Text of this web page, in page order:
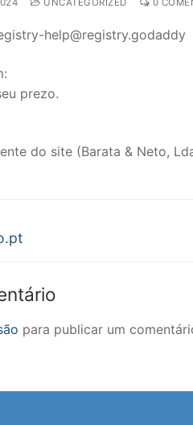
UNCATEGORIZED 0
help@registry.godaddy
prezo.
do site (Barata & Neto,
para publicar um